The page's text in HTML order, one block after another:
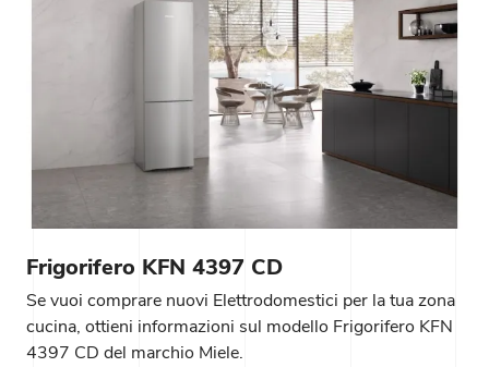
Frigorifero KFN 4397 CD
Se vuoi comprare nuovi Elettrodomestici per la tua zona
cucina, ottieni informazioni sul modello Frigorifero KFN
4397 CD del marchio Miele.